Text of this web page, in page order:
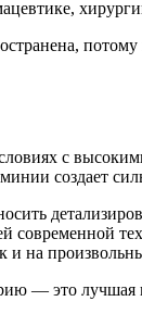
потому
с
создает
и на
— это лучшая